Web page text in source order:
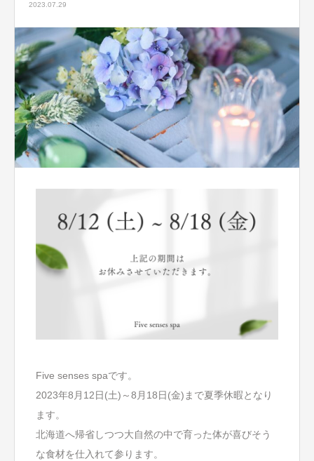
2023.07.29
Five senses spaです。
2023年8月12日(土)～8月18日(金)まで夏季休暇となり
ます。
北海道へ帰省しつつ大自然の中で育った体が喜びそう
な食材を仕入れて参ります。